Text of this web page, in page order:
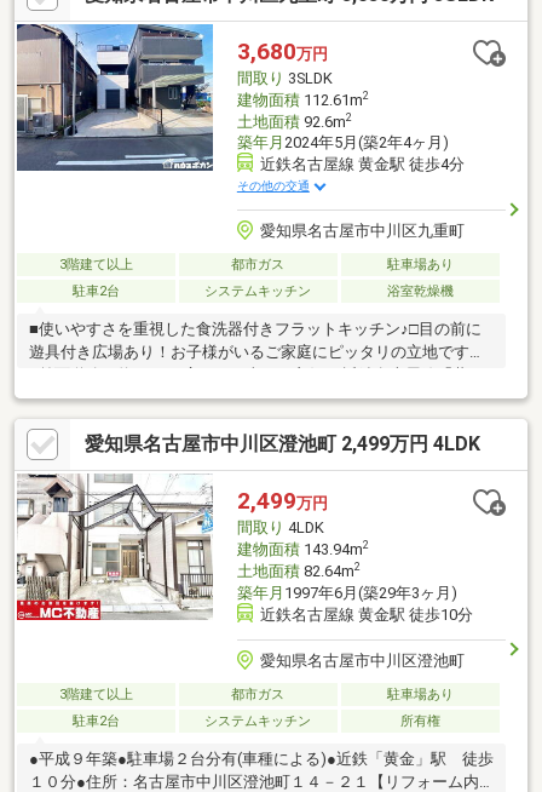
＝＝＝＝＝＝＝＝＝＝＝＝＝＝＝《平日もご案内可能！》百聞は
一見学にしかず。見るだけOK、聞くだけOK！事前にご予約いた
だくと、スムーズにご見学いただけます。＝＝＝＝＝＝＝＝＝＝
＝＝＝＝＝＝＝＝＝＝＝＝＝＝＝
3,680万円
間取り 3SLDK
建物面積112.61m2
土地面積92.6m2
築年月 2024年5月(築2年4ヶ月)
近鉄名古屋線 黄金駅 徒歩4分
その他の交通
愛知県名古屋市中川区九重町
3階建て以上 都市ガス
駐車場あり
駐車2台
システムキッチン 浴室乾燥機
■使いやすさを重視した食洗器付きフラットキッチン♪□目の前に
遊具付き広場あり！お子様がいるご家庭にピッタリの立地です！
金」駅まで徒歩約4分！通勤・通学に便利◎＊＊ライフインフォメ
ーション＊＊■近鉄名古屋線「黄金」駅…徒歩約4分□愛知小学校…
徒歩約7分■長良中学校…徒歩約34分□愛知保育園…徒歩約7分■平和
堂豊成店…徒歩約5分物件の詳細はもちろん、住宅ローンなどのご
相談も承ります！まずはお気軽にお問い合わせください♪
愛知県名古屋市中川区澄池町 2,499万円 4LDK
2,499万円
間取り 4LDK
建物面積143.94m2
土地面積82.64m2
築年月 1997年6月(築29年3ヶ月)
近鉄名古屋線 黄金駅 徒歩10分
愛知県名古屋市中川区澄池町
3階建て以上 都市ガス
駐車場あり
駐車2台
システムキッチン 所有権
●平成９年築●駐車場２台分有(車種による)●近鉄「黄金」駅 徒歩
１０分●住所：名古屋市中川区澄池町１４－２１【リフォーム内